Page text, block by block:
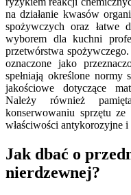
na działanie kwasów
spożywczych oraz łatwe
wyborem dla kuchni
przetwórstwa
oznaczone jako
spełniają określone normy
jakościowe dotyczące
Należy również
konserwowaniu sprzętu
właściwości antykorozyjne i
Jak dbać o
nierdzewnej?